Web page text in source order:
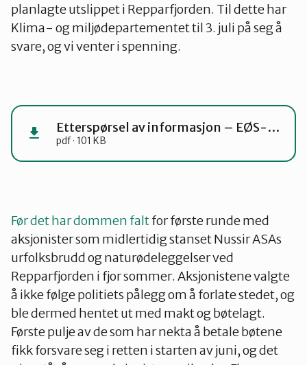
planlagte utslippet i Repparfjorden. Til dette har
Klima- og miljødepartementet til 3. juli på seg å
svare, og vi venter i spenning.
Etterspørsel av informasjon – EØS-tilsynet (ESA) 19. juni 2026
pdf · 101 KB
Før det har dommen faltfor første runde med
aksjonister som midlertidig stanset Nussir ASAs
urfolksbrudd og naturødeleggelser ved
Repparfjorden i fjor sommer. Aksjonistene valgte
å ikke følge politiets pålegg om å forlate stedet, og
ble dermed hentet ut med makt og bøtelagt.
Første pulje av de som har nekta å betale bøtene
fikk forsvare seg i retten i starten av juni, og det